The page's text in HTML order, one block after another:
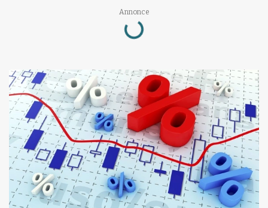
Annonce
Loading...